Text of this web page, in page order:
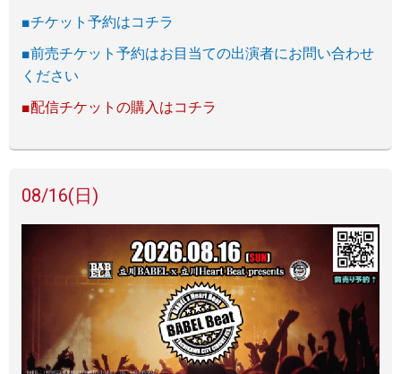
■チケット予約はコチラ
■前売チケット予約はお目当ての出演者にお問い合わせ
ください
■配信チケットの購入はコチラ
08/16(日)